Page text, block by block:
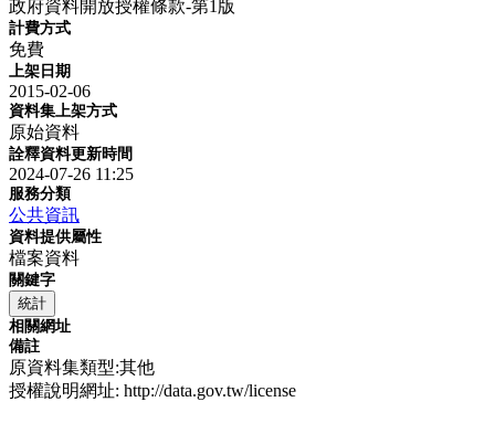
政府資料開放授權條款-第1版
計費方式
免費
上架日期
2015-02-06
資料集上架方式
原始資料
詮釋資料更新時間
2024-07-26 11:25
服務分類
公共資訊
資料提供屬性
檔案資料
關鍵字
統計
相關網址
備註
原資料集類型:其他
授權說明網址: http://data.gov.tw/license